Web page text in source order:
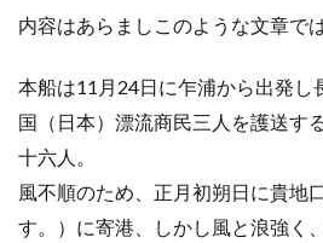
内容はあらましこのような文章で
本船は11月24日に乍浦から出発し
国（日本）漂流商民三人を護送す
十六人。
風不順のため、正月初朔日に貴地
す。）に寄港、しかし風と浪強く